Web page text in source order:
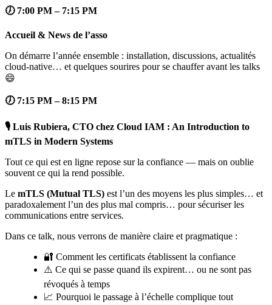
🕖 7:00 PM – 7:15 PM
Accueil & News de l’asso
On démarre l’année ensemble : installation, discussions, actualités
cloud-native… et quelques sourires pour se chauffer avant les talks
😄
🕖 7:15 PM – 8:15 PM
🎙️ Luis Rubiera, CTO chez Cloud IAM : An Introduction to
mTLS in Modern Systems
Tout ce qui est en ligne repose sur la confiance — mais on oublie
souvent ce qui la rend possible.
Le mTLS (Mutual TLS) est l’un des moyens les plus simples… et
paradoxalement l’un des plus mal compris… pour sécuriser les
communications entre services.
Dans ce talk, nous verrons de manière claire et pragmatique :
🔐 Comment les certificats établissent la confiance
⚠️ Ce qui se passe quand ils expirent… ou ne sont pas
révoqués à temps
📈 Pourquoi le passage à l’échelle complique tout